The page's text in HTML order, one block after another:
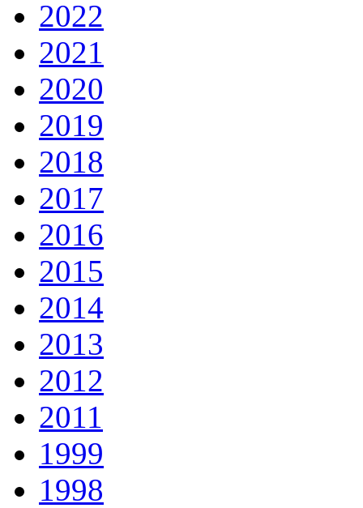
2022
2021
2020
2019
2018
2017
2016
2015
2014
2013
2012
2011
1999
1998